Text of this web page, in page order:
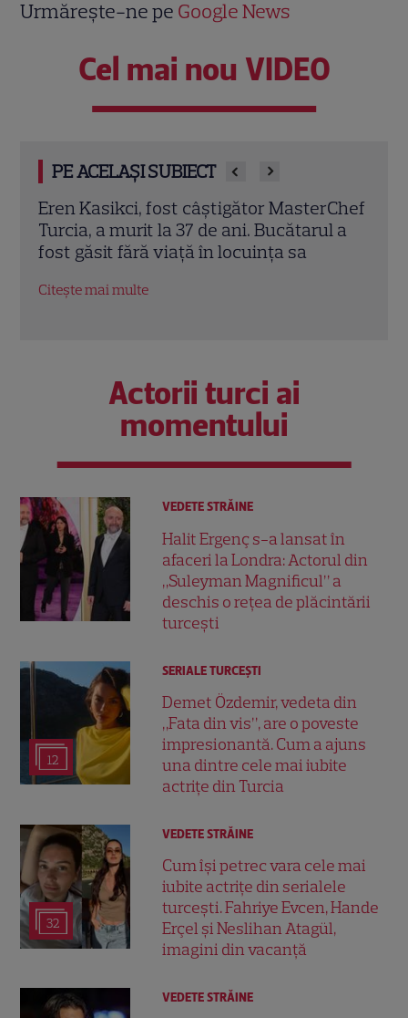
Urmărește-ne pe Google News
Cel mai nou VIDEO
PE ACELAȘI SUBIECT
Trei cupluri revin la „Insula Iubirii –
Reuniuni”. Ce se întâmplă când se
întâlnesc din nou cu Radu Vâlcan
Citește mai multe
Actorii turci ai
momentului
VEDETE STRĂINE
Halit Ergenç s-a lansat în
afaceri la Londra: Actorul din
„Suleyman Magnificul” a
deschis o rețea de plăcintării
turcești
12
SERIALE TURCEŞTI
Demet Özdemir, vedeta din
„Fata din vis”, are o poveste
impresionantă. Cum a ajuns
una dintre cele mai iubite
actrițe din Turcia
32
VEDETE STRĂINE
Cum își petrec vara cele mai
iubite actrițe din serialele
turcești. Fahriye Evcen, Hande
Erçel și Neslihan Atagül,
imagini din vacanță
VEDETE STRĂINE